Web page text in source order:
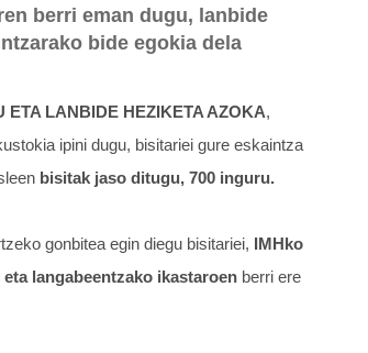
berri eman dugu, lanbide
bide egokia dela
LANBIDE HEZIKETA AZOKA,
ipini dugu, bisitariei gure eskaintza
bisitak jaso ditugu, 700 inguru.
gonbitea egin diegu bisitariei, IMHko
eta langabeentzako ikastaroen berri ere